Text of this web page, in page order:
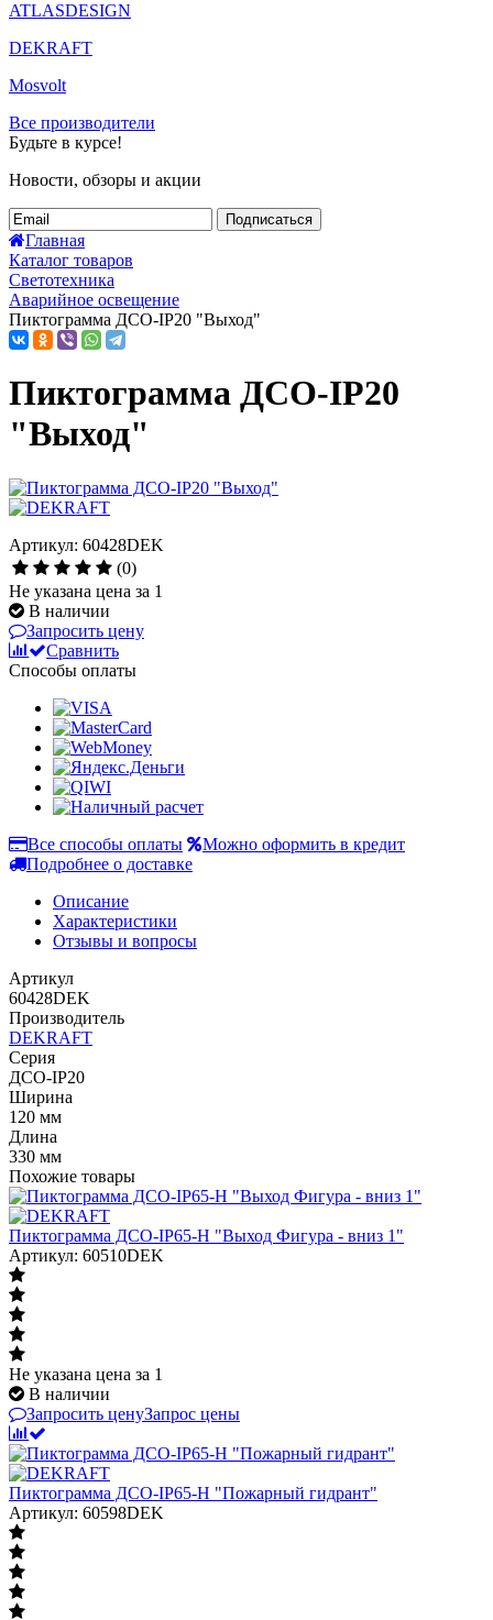
ATLASDESIGN
DEKRAFT
Mosvolt
Все производители
Будьте в курсе!
Новости, обзоры и акции
Подписаться
Главная
Каталог товаров
Светотехника
Аварийное освещение
Пиктограмма ДСО-IP20 "Выход"
Пиктограмма ДСО-IP20
"Выход"
Артикул: 60428DEK
(0)
Не указана цена за 1
В наличии
Запросить цену
Сравнить
Способы оплаты
Все способы оплаты
Можно оформить в кредит
Подробнее о доставке
Описание
Характеристики
Отзывы и вопросы
Артикул
60428DEK
Производитель
DEKRAFT
Серия
ДСО-IP20
Ширина
120 мм
Длина
330 мм
Похожие товары
Пиктограмма ДСО-IP65-Н "Выход Фигура - вниз 1"
Артикул: 60510DEK
Не указана цена за 1
В наличии
Запросить ценуЗапрос цены
Пиктограмма ДСО-IP65-Н "Пожарный гидрант"
Артикул: 60598DEK